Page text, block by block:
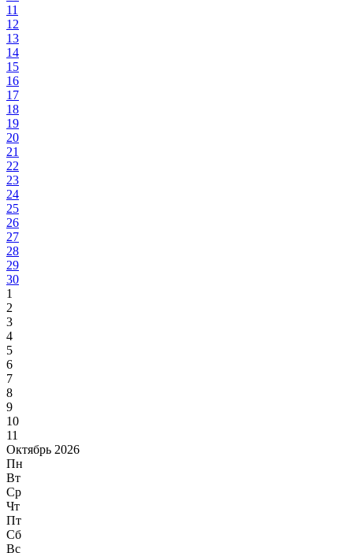
11
12
13
14
15
16
17
18
19
20
21
22
23
24
25
26
27
28
29
30
1
2
3
4
5
6
7
8
9
10
11
Октябрь 2026
Пн
Вт
Ср
Чт
Пт
Сб
Вс